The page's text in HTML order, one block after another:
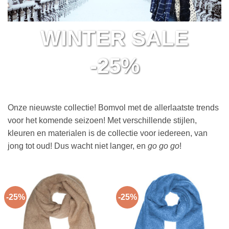
WINTER SALE
-25%
Onze nieuwste collectie! Bomvol met de allerlaatste trends
voor het komende seizoen! Met verschillende stijlen,
kleuren en materialen is de collectie voor iedereen, van
jong tot oud! Dus wacht niet langer, en go go go!
-25% -25%